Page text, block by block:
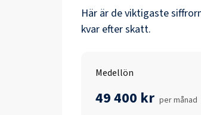
Här är de viktigaste
kvar efter skatt.
Medellön
49 400 kr per månad